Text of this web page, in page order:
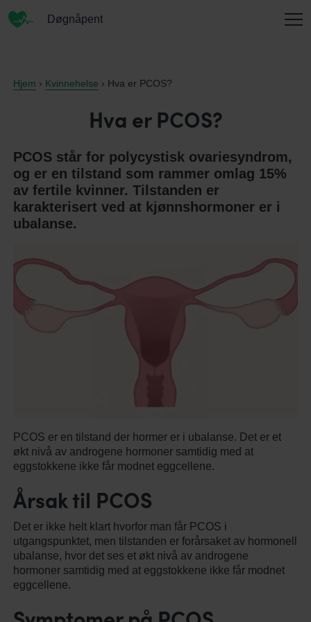
Døgnåpent
INFORMASJON
KONTAKT
Hjem › Kvinnehelse › Hva er PCOS?
Hva er PCOS?
PCOS står for polycystisk ovariesyndrom,
og er en tilstand som rammer omlag 15%
av fertile kvinner. Tilstanden er
karakterisert ved at kjønnshormoner er i
ubalanse.
PCOS er en tilstand der hormer er i ubalanse. Det er et
økt nivå av androgene hormoner samtidig med at
eggstokkene ikke får modnet eggcellene.
Årsak til PCOS
Det er ikke helt klart hvorfor man får PCOS i
utgangspunktet, men tilstanden er forårsaket av hormonell
ubalanse, hvor det ses et økt nivå av androgene
hormoner samtidig med at eggstokkene ikke får modnet
eggcellene.